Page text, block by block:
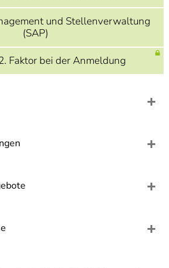
zur
und Stellenverwaltung
(SAP)
Faktor bei der Anmeldung